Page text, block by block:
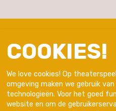
COOKIES!
We love cookies! Op
omgeving maken we gebruik
technologieën. Voor het goed
website en om de